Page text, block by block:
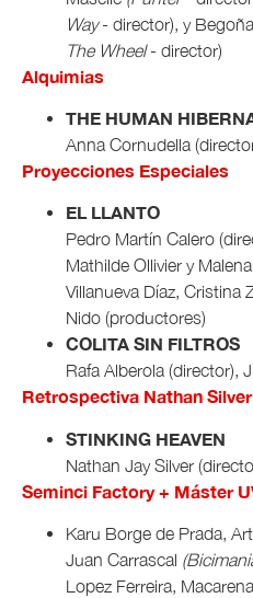
Way- director), y
The Wheel- director)
Alquimias
THE HUMAN
Anna Cornudella
Proyecciones Especiales
EL LLANTO
Pedro Martín Calero
Mathilde Ollivier y
Villanueva Díaz, Cristina
Nido (productores)
COLITA SIN FILTROS
Rafa Alberola (director),
Retrospectiva Nathan Silver
STINKING HEAVEN
Nathan Jay Silver
Seminci Factory + Máster
Karu Borge de Prada,
Juan Carrascal
Lopez Ferreira,